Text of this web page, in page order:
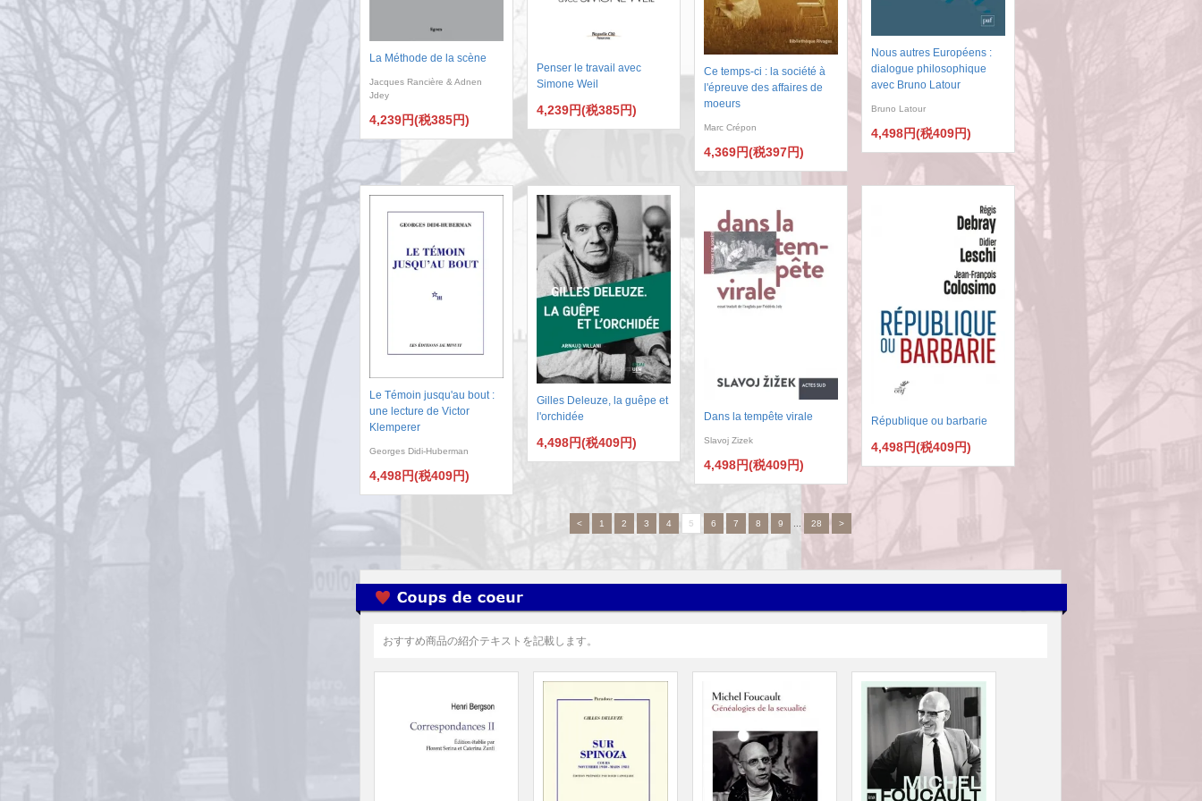
La Méthode de la scène
Jacques Rancière & Adnen
Jdey
4,239円(税385円)
Penser le travail avec
Simone Weil
4,239円(税385円)
Ce temps-ci : la société à
l'épreuve des affaires de
moeurs
Marc Crépon
4,369円(税397円)
Nous autres Européens :
dialogue philosophique
avec Bruno Latour
Bruno Latour
4,498円(税409円)
Le Témoin jusqu'au bout :
une lecture de Victor
Klemperer
Georges Didi-Huberman
4,498円(税409円)
Gilles Deleuze, la guêpe et
l'orchidée
4,498円(税409円)
Dans la tempête virale
Slavoj Zizek
4,498円(税409円)
République ou barbarie
4,498円(税409円)
< 1 2 3 4 5 6 7 8 9 ... 28 >
おすすめ商品の紹介テキストを記載します。